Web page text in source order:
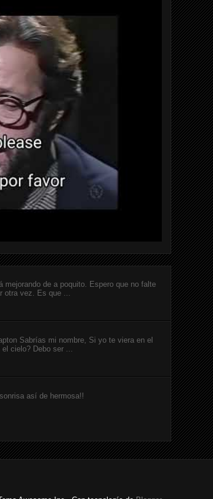
mejorando de a poquito. Espero que no falte
otra vez. Es que ...
Sabrías mi nombre, Si yo te viera en el
cielo? Debo ser ...
así de hermosa!!